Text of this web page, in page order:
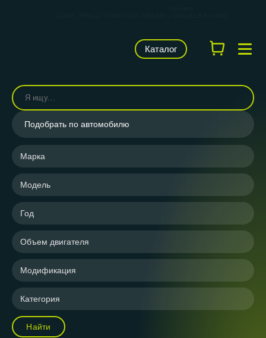
Каталог
Подобрать по автомобилю
Марка
Модель
Год
Объем двигателя
Модификация
Категория
Найти